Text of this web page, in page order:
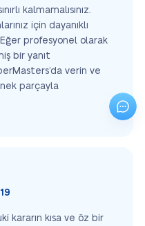
kalmamalısınız.
için dayanıklı
profesyonel olarak
bir yanıt
verin ve
parçayla
kararın kısa ve öz bir